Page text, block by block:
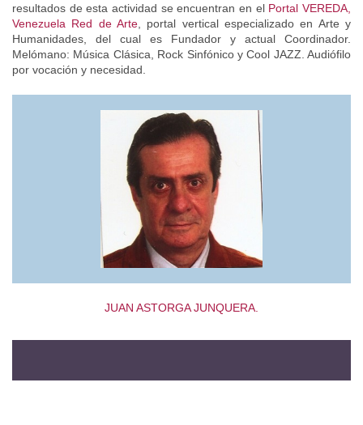
resultados de esta actividad se encuentran en el Portal VEREDA,
Venezuela Red de Arte , portal vertical especializado en Arte y
Humanidades, del cual es Fundador y actual Coordinador.
Melómano: Música Clásica, Rock Sinfónico y Cool JAZZ. Audiófilo
por vocación y necesidad.
JUAN ASTORGA JUNQUERA.